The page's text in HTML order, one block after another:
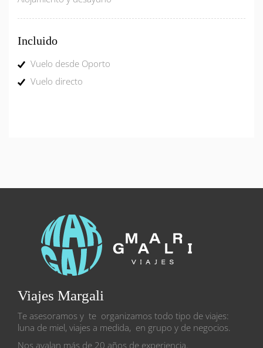
Incluido
Vuelo desde Oporto
Vuelo directo
Viajes Margali
Te asesoramos y te organizamos todo tipo de viajes:
luna de miel, viajes a medida, en grupo y de negocios.
Nos avalan más de 20 años de experiencia.